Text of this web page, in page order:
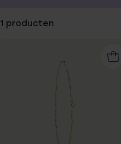
here:
1 producten